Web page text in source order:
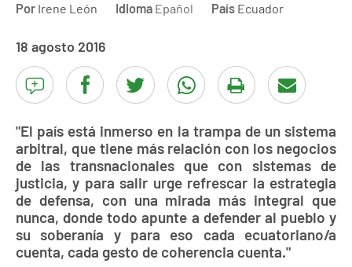
Por Irene León Idioma Epañol País Ecuador
18 agosto 2016
"El país está inmerso en la trampa de un sistema
arbitral, que tiene más relación con los negocios
de las transnacionales que con sistemas de
justicia, y para salir urge refrescar la estrategia
de defensa, con una mirada más integral que
nunca, donde todo apunte a defender al pueblo y
su soberanía y para eso cada ecuatoriano/a
cuenta, cada gesto de coherencia cuenta."